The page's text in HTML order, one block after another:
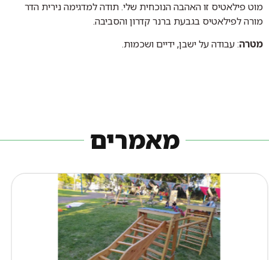
מוט פילאטיס זו האהבה הנוכחית שלי. תודה למדגימה נירית הדר
מורה לפילאטיס בגבעת ברנר קדרון והסביבה.
מטרה: עבודה על ישבן, ידיים ושכמות.
מאמרים